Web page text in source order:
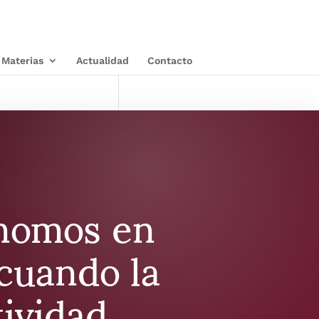
Materias Actualidad Contacto
en
la